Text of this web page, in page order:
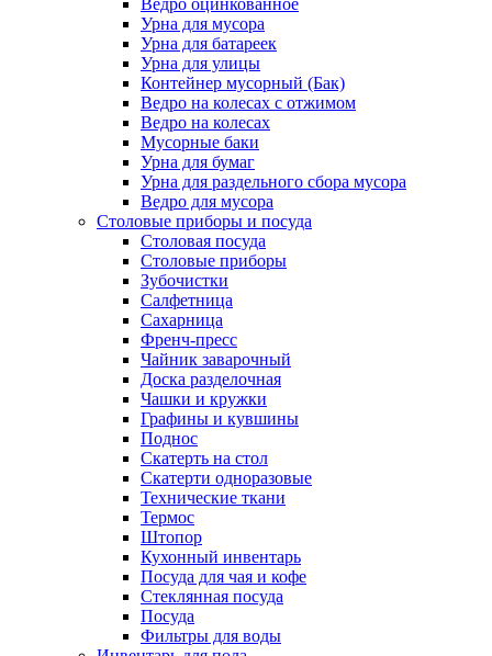
Ведро оцинкованное
Урна для мусора
Урна для батареек
Урна для улицы
Контейнер мусорный (Бак)
Ведро на колесах с отжимом
Ведро на колесах
Мусорные баки
Урна для бумаг
Урна для раздельного сбора мусора
Ведро для мусора
Столовые приборы и посуда
Столовая посуда
Столовые приборы
Зубочистки
Салфетница
Сахарница
Френч-пресс
Чайник заварочный
Доска разделочная
Чашки и кружки
Графины и кувшины
Поднос
Скатерть на стол
Скатерти одноразовые
Технические ткани
Термос
Штопор
Кухонный инвентарь
Посуда для чая и кофе
Стеклянная посуда
Посуда
Фильтры для воды